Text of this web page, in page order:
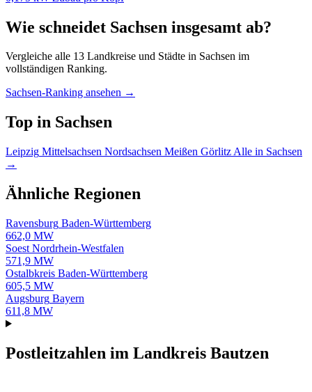
Wie schneidet Sachsen insgesamt ab?
Vergleiche alle 13 Landkreise und Städte in Sachsen im
vollständigen Ranking.
Sachsen-Ranking ansehen →
Top in Sachsen
Leipzig Mittelsachsen Nordsachsen Meißen Görlitz Alle in Sachsen
→
Ähnliche Regionen
Ravensburg Baden-Württemberg
662,0 MW
Soest Nordrhein-Westfalen
571,9 MW
Ostalbkreis Baden-Württemberg
605,5 MW
Augsburg Bayern
611,8 MW
Postleitzahlen im Landkreis Bautzen